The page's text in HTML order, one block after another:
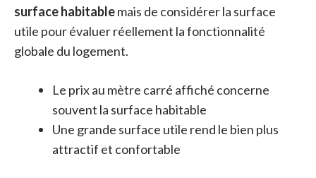
surface habitablemais de considérer la surface
utile pour évaluer réellement la fonctionnalité
globale du logement.
Le prix au mètre carré affiché concerne
souvent la surface habitable
Une grande surface utile rend le bien plus
attractif et confortable